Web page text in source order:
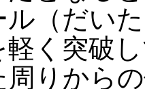
ル（だい
軽く突破
周りから